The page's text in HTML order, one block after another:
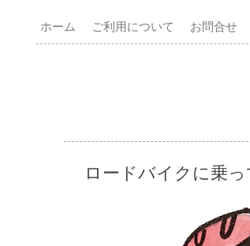
ホーム ご利用について お問合せ
ロードバイクに乗